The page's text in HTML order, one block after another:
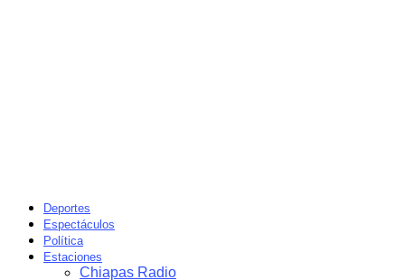
Deportes
Espectáculos
Política
Estaciones
Chiapas Radio